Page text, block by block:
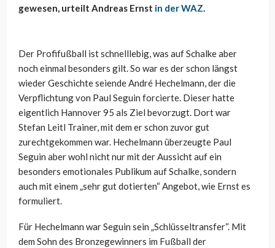
gewesen, urteilt Andreas Ernst in der WAZ.
Der Profifußball ist schnelllebig, was auf Schalke aber
noch einmal besonders gilt. So war es der schon längst
wieder Geschichte seiende André Hechelmann, der die
Verpflichtung von Paul Seguin forcierte. Dieser hatte
eigentlich Hannover 95 als Ziel bevorzugt. Dort war
Stefan Leitl Trainer, mit dem er schon zuvor gut
zurechtgekommen war. Hechelmann überzeugte Paul
Seguin aber wohl nicht nur mit der Aussicht auf ein
besonders emotionales Publikum auf Schalke, sondern
auch mit einem „sehr gut dotierten“ Angebot, wie Ernst es
formuliert.
Für Hechelmann war Seguin sein „Schlüsseltransfer“. Mit
dem Sohn des Bronzegewinners im Fußball der